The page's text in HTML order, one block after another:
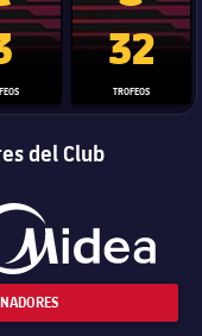
Campeones
Trofeo del Mundial deCopa del
32
TROFEOS
del Club